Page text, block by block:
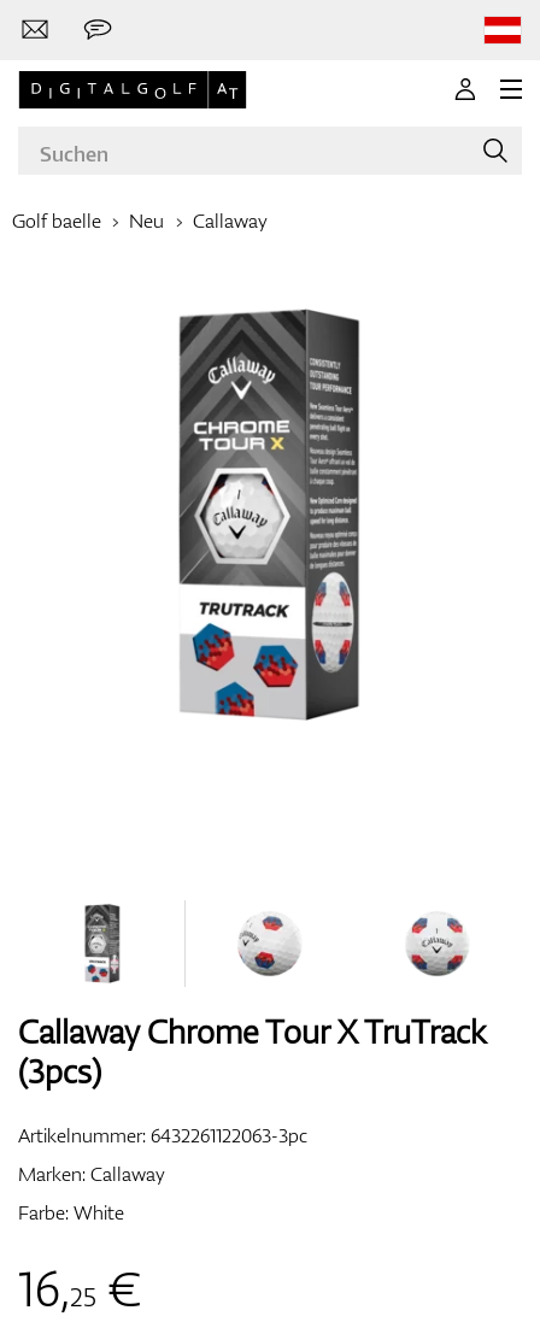
Golfschläger
Bekleidung
Handschuhe
Schuhe
Bags
Golf baelle Neu Callaway
Callaway Chrome Tour X TruTrack
(3pcs)
Artikelnummer:6432261122063-3pc
Marken:Callaway
Farbe: White
16,25 €